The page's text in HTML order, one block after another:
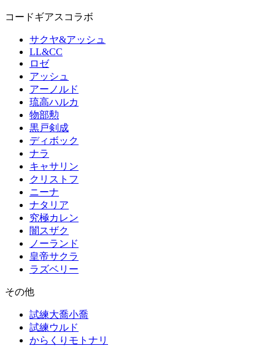
コードギアスコラボ
サクヤ&アッシュ
LL&CC
ロゼ
アッシュ
アーノルド
琉高ハルカ
物部勲
黒戸剣成
ディボック
ナラ
キャサリン
クリストフ
ニーナ
ナタリア
究極カレン
闇スザク
ノーランド
皇帝サクラ
ラズベリー
その他
試練大喬小喬
試練ウルド
からくりモトナリ